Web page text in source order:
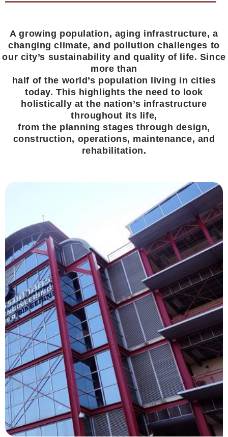
A growing population, aging infrastructure, a
changing climate, and pollution challenges to
our city’s sustainability and quality of life. Since
more than
half of the world’s population living in cities
today. This highlights the need to look
holistically at the nation’s infrastructure
throughout its life,
from the planning stages through design,
construction, operations, maintenance, and
rehabilitation.